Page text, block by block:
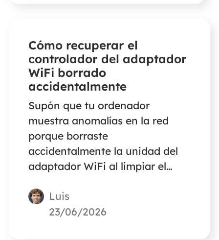
Cómo recuperar el
controlador del adaptador
WiFi borrado
accidentalmente
Supón que tu ordenador
muestra anomalías en la red
porque borraste
accidentalmente la unidad del
adaptador WiFi al limpiar el
Este artículo te presentará
formas eficaces de recuperar los
Luis
23/06/2026